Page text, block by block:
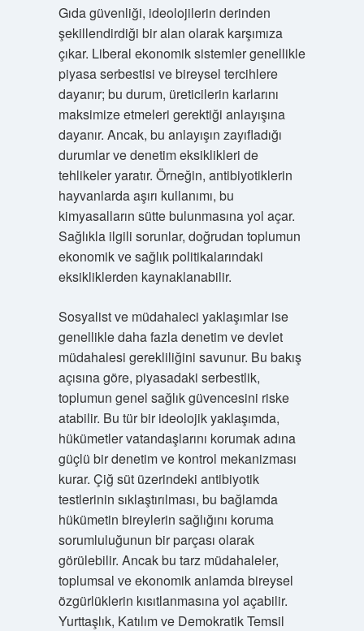
Gıda güvenliği, ideolojilerin derinden
şekillendirdiği bir alan olarak karşımıza
çıkar. Liberal ekonomik sistemler genellikle
piyasa serbestisi ve bireysel tercihlere
dayanır; bu durum, üreticilerin karlarını
maksimize etmeleri gerektiği anlayışına
dayanır. Ancak, bu anlayışın zayıfladığı
durumlar ve denetim eksiklikleri de
tehlikeler yaratır. Örneğin, antibiyotiklerin
hayvanlarda aşırı kullanımı, bu
kimyasalların sütte bulunmasına yol açar.
Sağlıkla ilgili sorunlar, doğrudan toplumun
ekonomik ve sağlık politikalarındaki
eksikliklerden kaynaklanabilir.
Sosyalist ve müdahaleci yaklaşımlar ise
genellikle daha fazla denetim ve devlet
müdahalesi gerekliliğini savunur. Bu bakış
açısına göre, piyasadaki serbestlik,
toplumun genel sağlık güvencesini riske
atabilir. Bu tür bir ideolojik yaklaşımda,
hükümetler vatandaşlarını korumak adına
güçlü bir denetim ve kontrol mekanizması
kurar. Çiğ süt üzerindeki antibiyotik
testlerinin sıklaştırılması, bu bağlamda
hükümetin bireylerin sağlığını koruma
sorumluluğunun bir parçası olarak
görülebilir. Ancak bu tarz müdahaleler,
toplumsal ve ekonomik anlamda bireysel
özgürlüklerin kısıtlanmasına yol açabilir.
Yurttaşlık, Katılım ve Demokratik Temsil